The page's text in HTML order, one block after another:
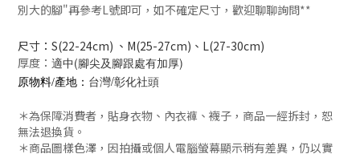
別大的腳"再參考L號即可，如不確定尺寸，歡迎聊聊詢問**
尺寸：S(22-24cm) 、M(25-27cm)、L(27-30cm)
厚度： 適中(腳尖及腳跟處有加厚)
原物料/產地： 台灣/彰化社頭
＊為保障消費者，貼身衣物、內衣褲、襪子，商品一經拆封，恕
無法退換貨。
＊商品圖樣色澤，因拍攝或個人電腦螢幕顯示稍有差異，仍以實